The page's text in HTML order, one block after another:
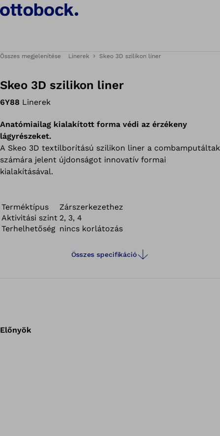
Összes megjelenítése Linerek Skeo 3D szilikon liner
Skeo 3D szilikon liner
6Y88 Linerek
Anatómiailag kialakított forma védi az érzékeny
lágyrészeket.
A Skeo 3D textilborítású szilikon liner a combamputáltak
számára jelent újdonságot innovatív formai
kialakításával.
Terméktípus
Zárszerkezethez
Aktivitási szint 2, 3, 4
Terhelhetőség nincs korlátozás
Összes specifikáció
Előnyök